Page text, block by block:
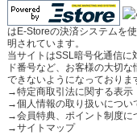
はE-Storeの決済システムを
明されています。
当サイトはSSL暗号化通信に
ド番号など、お客様の大切
できないようになっておりま
→特定商取引法に関する表示
→個人情報の取り扱いについ
→会員特典、ポイント制度に
→サイトマップ